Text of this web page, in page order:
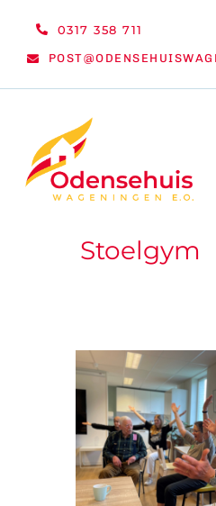
0317 358 711
WELKOM
ORGANISATIE
VRIJWILLIGERS &
CONTACT
Stoelgym